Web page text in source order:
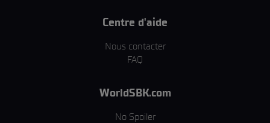
Centre d'aide
Nous contacter
FAQ
WorldSBK.com
No Spoiler